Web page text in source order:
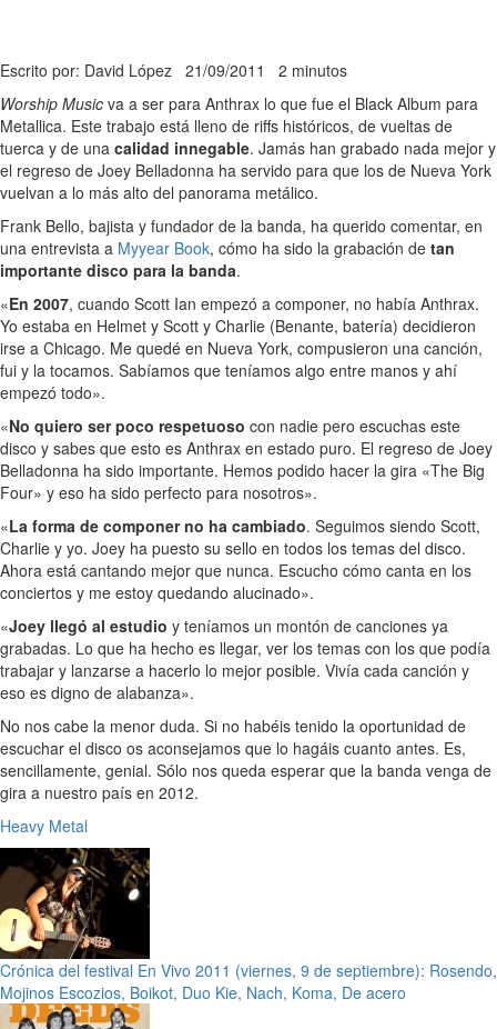
Escrito por: David López 21/09/2011 2 minutos
Worship Music va a ser para Anthrax lo que fue el Black Album para
Metallica. Este trabajo está lleno de riffs históricos, de vueltas de
tuerca y de una calidad innegable. Jamás han grabado nada mejor y
el regreso de Joey Belladonna ha servido para que los de Nueva York
vuelvan a lo más alto del panorama metálico.
Frank Bello, bajista y fundador de la banda, ha querido comentar, en
una entrevista a Myyear Book, cómo ha sido la grabación de tan
importante disco para la banda.
«En 2007, cuando Scott Ian empezó a componer, no había Anthrax.
Yo estaba en Helmet y Scott y Charlie (Benante, batería) decidieron
irse a Chicago. Me quedé en Nueva York, compusieron una canción,
fui y la tocamos. Sabíamos que teníamos algo entre manos y ahí
empezó todo».
«No quiero ser poco respetuoso con nadie pero escuchas este
disco y sabes que esto es Anthrax en estado puro. El regreso de Joey
Belladonna ha sido importante. Hemos podido hacer la gira «The Big
Four» y eso ha sido perfecto para nosotros».
«La forma de componer no ha cambiado. Seguimos siendo Scott,
Charlie y yo. Joey ha puesto su sello en todos los temas del disco.
Ahora está cantando mejor que nunca. Escucho cómo canta en los
conciertos y me estoy quedando alucinado».
«Joey llegó al estudio y teníamos un montón de canciones ya
grabadas. Lo que ha hecho es llegar, ver los temas con los que podía
trabajar y lanzarse a hacerlo lo mejor posible. Vivía cada canción y
eso es digno de alabanza».
No nos cabe la menor duda. Si no habéis tenido la oportunidad de
escuchar el disco os aconsejamos que lo hagáis cuanto antes. Es,
sencillamente, genial. Sólo nos queda esperar que la banda venga de
gira a nuestro país en 2012.
Heavy Metal
Crónica del festival En Vivo 2011 (viernes, 9 de septiembre): Rosendo,
Mojinos Escozios, Boikot, Duo Kie, Nach, Koma, De acero